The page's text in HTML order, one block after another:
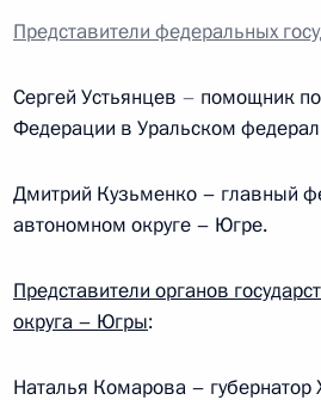
Руководители
Дмитрию Медведеву об
в Сургуте
автономного округа – Югры
Представители федеральных
Сергей Устьянцев – помощник
Федерации в Уральском
Дмитрий Кузьменко – главный
автономном округе – Югре.
Представители органов
округа – Югры:
Наталья Комарова –